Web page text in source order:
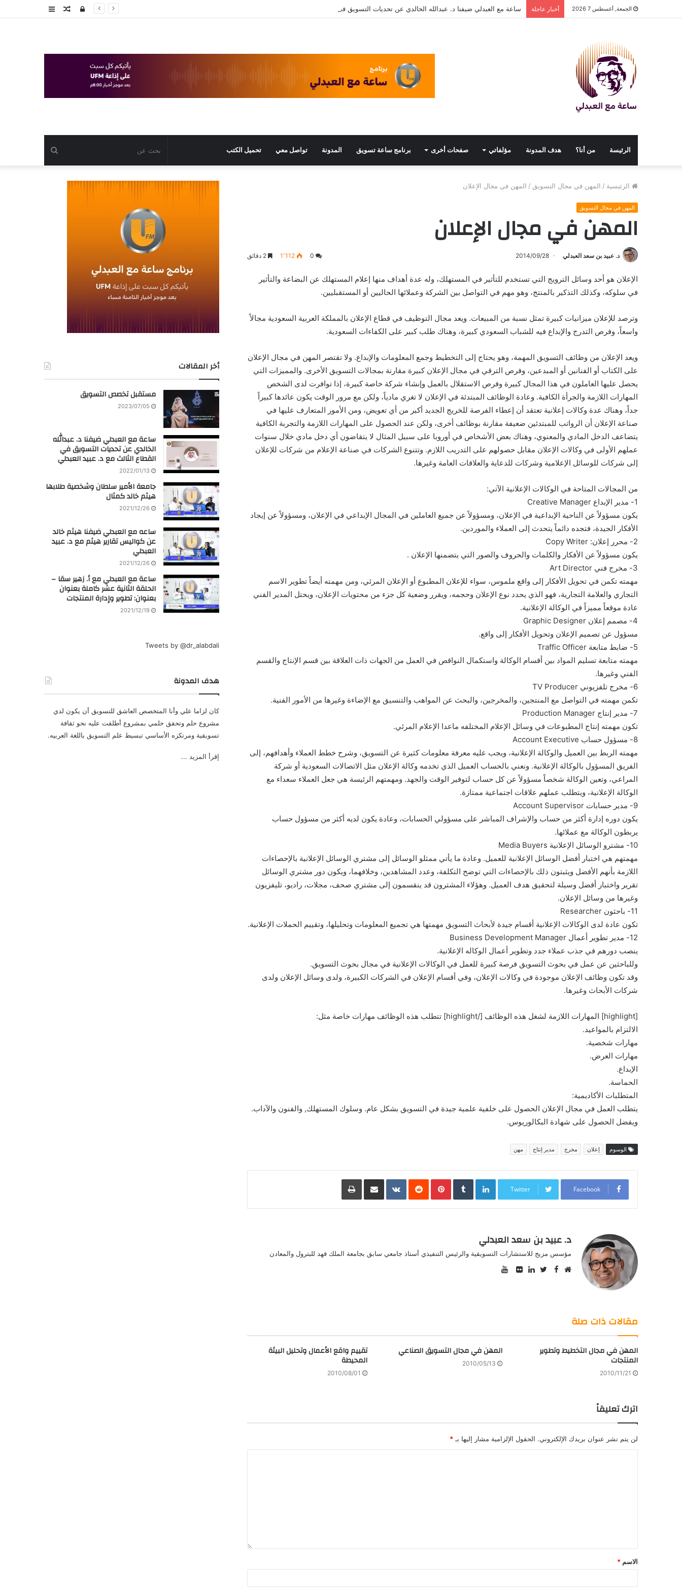
الجمعة, أغسطس 7 2026 أخبار عاجلة ساعة مع العبدلي ضيفنا د. عبدالله الخالدي عن تحديات التسويق في القطاع الثالث مع د. عبيد العبدلي عمودمقالتسجيل
الرئيسة من أنا؟ هدف المدونة مؤلفاتي صفحات أخرى برنامج ساعة تسويق المدونة تواصل معي تحميل الكتب بحث
الرئيسية / المهن في مجال التسويق / المهن في مجال الإعلان
المهن في مجال التسويق
المهن في مجال الإعلان
د. عبيد بن سعد العبدلي 2014/09/28
0 1٬112
الإعلان هو أحد وسائل الترويج التي تستخدم للتأثير في المستهلك، وله عدة أهداف منها إعلام المستهلك عن البضاعة والتأثير
في سلوكه، وكذلك التذكير بالمنتج، وهو مهم في التواصل بين الشركة وعملائها الحاليين أو المستقبليين.
وترصد للإعلان ميزانيات كبيرة تمثل نسبة من المبيعات. ويعد مجال التوظيف في قطاع الإعلان بالمملكة العربية السعودية مجالاً
واسعاً، وفرص التدرج والإبداع فيه للشباب السعودي كبيرة، وهناك طلب كبير على الكفاءات السعودية.
ويعد الإعلان من وظائف التسويق المهمة، وهو يحتاج إلى التخطيط وجمع المعلومات والإبداع. ولا تقتصر المهن في مجال الإعلان
على الكتاب أو الفنانين أو المبدعين، وفرص الترقي في مجال الإعلان كبيرة مقارنة بمجالات التسويق الأخرى. والمميزات التي
يحصل عليها العاملون في هذا المجال كبيرة وفرص الاستقلال بالعمل وإنشاء شركة خاصة كبيرة، إذا توافرت لدى الشخص
المهارات اللازمة والجرأة الكافية. وعادة الوظائف المبتدئة في الإعلان لا تغري مادياً، ولكن مع مرور الوقت يكون عائدها كبيراً
جداً، وهناك عدة وكالات إعلانية تعتقد أن إعطاء الفرصة للخريج الجديد أكبر من أي تعويض، ومن الأمور المتعارف عليها في
صناعة الإعلان أن الرواتب للمبتدئين ضعيفة مقارنة بوظائف أخرى، ولكن عند الحصول على المهارات اللازمة والتجربة الكافية
يتضاعف الدخل المادي والمعنوي، وهناك بعض الأشخاص في أوروبا على سبيل المثال لا يتقاضون أي دخل مادي خلال سنوات
عملهم الأولى في وكالات الإعلان مقابل حصولهم على التدريب اللازم. وتتنوع الشركات في صناعة الإعلام من شركات للإعلان
إلى شركات للوسائل الإعلامية وشركات للدعاية والعلاقات العامة وغيرها.
من المجالات المتاحة في الوكالات الإعلانية الآتي:
1- مدير الإبداع Creative Manager
يكون مسؤولاً عن الناحية الإبداعية في الإعلان، ومسؤولاً عن جميع العاملين في المجال الإبداعي في الإعلان، ومسؤولاً عن إيجاد
الأفكار الجيدة، فتجده دائماً يتحدث إلى العملاء والموردين.
2- محرر إعلان: Copy Writer
يكون مسؤولاً عن الأفكار والكلمات والحروف والصور التي يتضمنها الإعلان .
3- مخرج فني Art Director
مهمته تكمن في تحويل الأفكار إلى واقع ملموس، سواء للإعلان المطبوع أو الإعلان المرئي، ومن مهمته أيضاً تطوير الاسم
التجاري والعلامة التجارية، فهو الذي يحدد نوع الإعلان وحجمه، ويقرر وضعية كل جزء من محتويات الإعلان، ويحتل المدير الفني
عادة موقعاً مميزاً في الوكالة الإعلانية.
4- مصمم إعلان Graphic Designer
مسؤول عن تصميم الإعلان وتحويل الأفكار إلى واقع.
5- ضابط متابعة Traffic Officer
مهمته متابعة تسليم المواد بين أقسام الوكالة واستكمال النواقص في العمل من الجهات ذات العلاقة بين قسم الإنتاج والقسم
الفني وغيرها.
6- مخرج تلفزيوني TV Producer
تكمن مهمته في التواصل مع المنتجين، والمخرجين، والبحث عن المواهب والتنسيق مع الإضاءة وغيرها من الأمور الفنية.
7- مدير إنتاج Production Manager
تكون مهمته إنتاج المطبوعات في وسائل الإعلام المختلفه ماعدا الإعلام المرئي.
8- مسؤول حساب Account Executive
مهمته الربط بين العميل والوكالة الإعلانية، ويجب عليه معرفة معلومات كثيرة عن التسويق، وشرح خطط العملاء وأهدافهم، إلى
الفريق المسؤول بالوكالة الإعلانية. ونعني بالحساب العميل الذي تخدمه وكالة الإعلان مثل الاتصالات السعودية أو شركة
المراعي، وتعين الوكالة شخصاً مسؤولاً عن كل حساب لتوفير الوقت والجهد. ومهمتهم الرئيسة هي جعل العملاء سعداء مع
الوكالة الإعلانية، ويتطلب عملهم علاقات اجتماعية ممتازة.
9- مدير حسابات Account Supervisor
يكون دوره إدارة أكثر من حساب والإشراف المباشر على مسؤولي الحسابات، وعادة يكون لديه أكثر من مسؤول حساب
يربطون الوكالة مع عملائها.
10- مشترو الوسائل الإعلانية Media Buyers
مهمتهم هي اختبار أفضل الوسائل الإعلانية للعميل. وعادة ما يأتي ممثلو الوسائل إلى مشتري الوسائل الإعلانية بالإحصاءات
اللازمة بأنهم الأفضل ويثبتون ذلك بالإحصاءات التي توضح التكلفة، وعدد المشاهدين، وخلافهما، ويكون دور مشتري الوسائل
تقرير واختبار أفضل وسيلة لتحقيق هدف العميل. وهؤلاء المشترون قد ينقسمون إلى مشتري صحف، مجلات، راديو، تليفزيون
وغيرها من وسائل الإعلان.
11- باحثون Researcher
تكون عادة لدى الوكالات الإعلانية أقسام جيدة لأبحاث التسويق مهمتها هي تجميع المعلومات وتحليلها، وتقييم الحملات الإعلانية.
12- مدير تطوير أعمال Business Development Manager
ينصب دورهم في جذب عملاء جدد وتطوير أعمال الوكاله الإعلانية.
وللباحثين عن عمل في بحوث التسويق فرصة كبيرة للعمل في الوكالات الإعلانية في مجال بحوث التسويق.
وقد تكون وظائف الإعلان موجودة في وكالات الإعلان، وفي أقسام الإعلان في الشركات الكبيرة، ولدى وسائل الإعلان ولدى
شركات الأبحاث وغيرها.
[highlight] المهارات اللازمة لشغل هذه الوظائف [/highlight] تتطلب هذه الوظائف مهارات خاصة مثل:
الالتزام بالمواعيد.
مهارات شخصية.
مهارات العرض.
الإبداع.
الحماسة.
المتطلبات الأكاديمية:
يتطلب العمل في مجال الإعلان الحصول على خلفية علمية جيدة في التسويق بشكل عام. وسلوك المستهلك, والفنون والآداب.
ويفضل الحصول على شهادة البكالوريوس.
الوسوم إعلان مخرج مدير إنتاج مهن
Facebook
Twitter
LinkedIn
Pinterest مشاركة عبر البريد طباعة
د. عبيد بن سعد العبدلي
مؤسس مزيج للاستشارات التسويقية والرئيس التنفيذي أستاذ جامعي سابق بجامعة الملك فهد للبترول والمعادن
Facebook
مقالات ذات صلة
المهن في مجال التخطيط وتطوير
المنتجات
2010/11/21
المهن في مجال التسويق الصناعي
2010/05/13
تقييم واقع الأعمال وتحليل البيئة
المحيطة
2010/08/01
اترك تعليقاً
لن يتم نشر عنوان بريدك الإلكتروني. الحقول الإلزامية مشار إليها بـ *
الاسم *
أخر المقالات
مستقبل تخصص التسويق
2023/07/05
ساعة مع العبدلي ضيفنا د. عبدالله
الخالدي عن تحديات التسويق في
القطاع الثالث مع د. عبيد العبدلي
2022/01/13
جامعة الأمير سلطان وشخصية طلابها
هيثم خالد كمثال
2021/12/26
ساعه مع العبدلي ضيفنا هيثم خالد
عن كواليس تقارير هيثم مع د. عبيد
العبدلي
2021/12/26
ساعة مع العبدلي مع أ. زهير سقا –
الحلقة الثانية عشر كاملة بعنوان
بعنوان: تطوير وإدارة المنتجات
2021/12/19
Tweets by @dr_alabdali
هدف المدونة
كان لزاما علي وأنا المتخصص العاشق للتسويق أن يكون لدي
مشروع حلم وتحقق حلمي بمشروع أطلقت عليه نحو ثقافة
تسويقية ومرتكزه الأساسي تبسيط علم التسويق باللغة العربيه.
إقرأ المزيد ...